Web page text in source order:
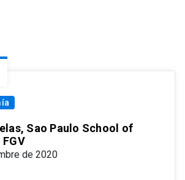
Sao Paulo School of
de 2020